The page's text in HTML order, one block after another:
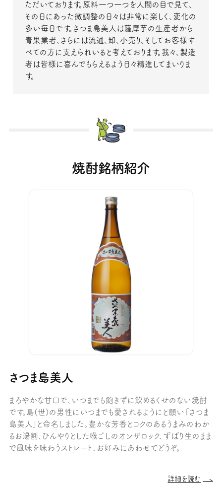
ただいております。原料一つ一つを人間の目で見て、
その日にあった微調整の日々は非常に楽しく、変化の
多い毎日です。さつま島美人は薩摩芋の生産者から
青果業者、さらには流通、卸、小売り、そしてお客様す
べての方に支えられいると考えております。我々、製造
者は皆様に喜んでもらえるよう日々精進してまいりま
す。
焼酎銘柄紹介
さつま島美人
まろやかな甘口で、いつまでも飽きずに飲めるくせのない焼酎
です。島(世)の男性にいつまでも愛されるようにと願い「さつま
島美人｣と命名しました。豊かな芳香とコクのあるうまみのわか
るお湯割、ひんやりとした喉ごしのオンザロック、ずばり生のまま
で風味を味わうストレート、お好みにあわせてどうぞ。
詳細を読む